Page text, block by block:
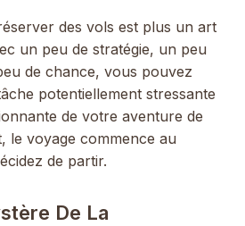
des vols est plus un art
un peu de stratégie, un peu
de chance, vous pouvez
potentiellement stressante
de votre aventure de
le voyage commence au
de partir.
De La